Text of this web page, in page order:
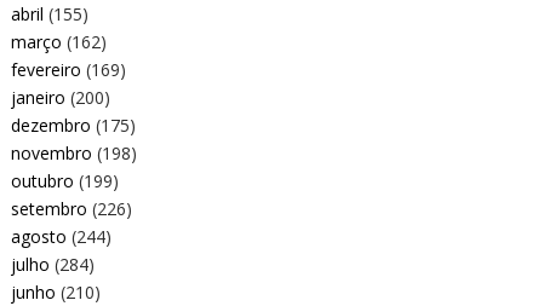
abril (155)
março (162)
fevereiro (169)
janeiro (200)
dezembro (175)
novembro (198)
outubro (199)
setembro (226)
agosto (244)
julho (284)
junho (210)